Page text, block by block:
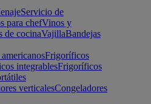
Servicio de
para chefVinos y
de cocinaVajillaBandejas
Frigoríficos
integrablesFrigoríficos
verticalesCongeladores